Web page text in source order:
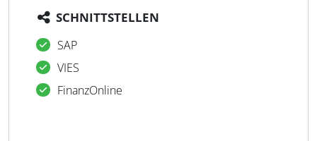
SCHNITTSTELLEN
SAP
VIES
FinanzOnline